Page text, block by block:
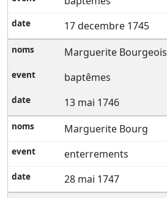
17 decembre 1745
Marguerite Bourgeois
baptêmes
13 mai 1746
Marguerite Bourg
enterrements
28 mai 1747